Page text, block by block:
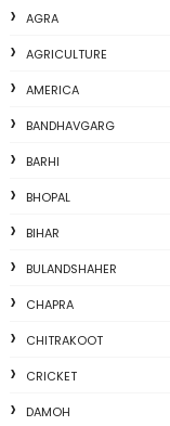
AGRA
AGRICULTURE
AMERICA
BANDHAVGARG
BARHI
BHOPAL
BIHAR
BULANDSHAHER
CHAPRA
CHITRAKOOT
CRICKET
DAMOH